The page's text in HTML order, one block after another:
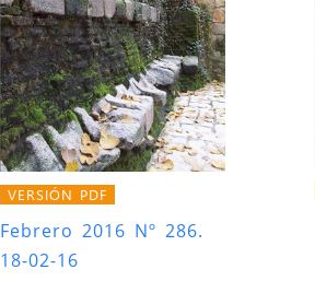
VERSIÓN PDF
Febrero 2016 Nº 286.
18-02-16